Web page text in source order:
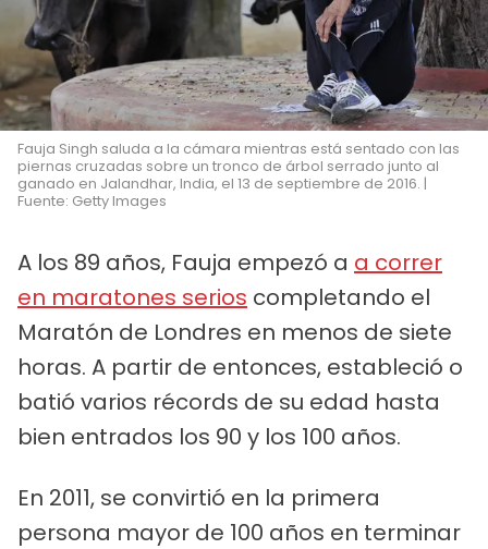
Fauja Singh saluda a la cámara mientras está sentado con las
piernas cruzadas sobre un tronco de árbol serrado junto al
ganado en Jalandhar, India, el 13 de septiembre de 2016. |
Fuente: Getty Images
A los 89 años, Fauja empezó a a correr
en maratones serios completando el
Maratón de Londres en menos de siete
horas. A partir de entonces, estableció o
batió varios récords de su edad hasta
bien entrados los 90 y los 100 años.
En 2011, se convirtió en la primera
persona mayor de 100 años en terminar